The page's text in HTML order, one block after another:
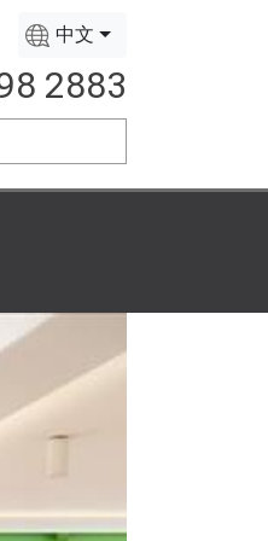
中文
2883